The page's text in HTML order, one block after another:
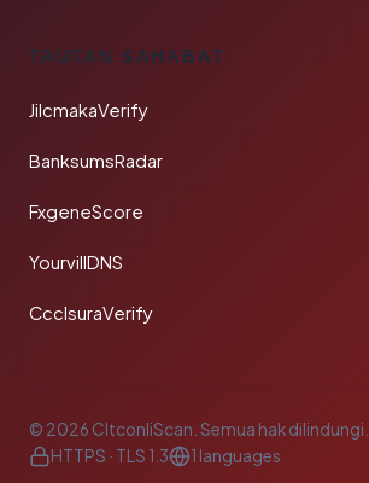
TAUTAN SAHABAT
JilcmakaVerify
BanksumsRadar
FxgeneScore
YourvillDNS
CcclsuraVerify
© 2026 CltconliScan. Semua hak dilindungi.
HTTPS · TLS 1.3
1 languages